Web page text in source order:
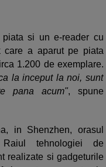
piata si un e-reader cu
care a aparut pe piata
1.200 de exemplare.
la inceput la noi, sunt
pana acum", spune
in Shenzhen, orasul
tehnologiei de
realizate si gadgeturile